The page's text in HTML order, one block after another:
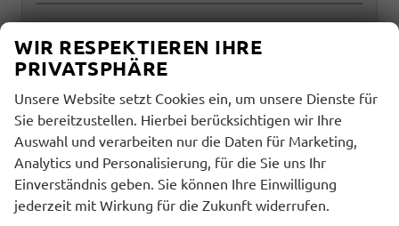
Kraftstoff Benzin AußenfarbePearl White
Leistung116 kW (158 PS)
30.06.2026
27.190,– €
incl. 19% MwSt.
Details
Verbrauch kombiniert: 6,30 l/100km
2-Klasse: E
CO
-Emissionen:141,00 g/km
WIR RESPEKTIEREN IHRE
PRIVATSPHÄRE
Unsere Website setzt Cookies ein, um unsere Dienste für
Sie bereitzustellen. Hierbei berücksichtigen wir Ihre
Auswahl und verarbeiten nur die Daten für Marketing,
Analytics und Personalisierung, für die Sie uns Ihr
Einverständnis geben. Sie können Ihre Einwilligung
jederzeit mit Wirkung für die Zukunft widerrufen.